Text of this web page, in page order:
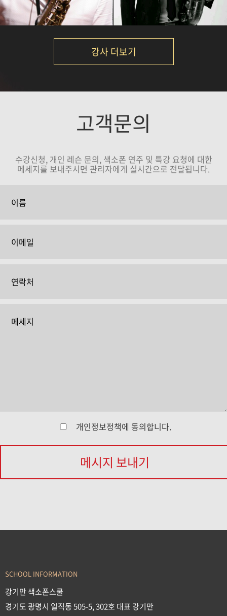
강의보기 강의보기
강사 더보기
고객문의
수강신청, 개인 레슨 문의, 색소폰 연주 및 특강 요청에 대한
메세지를 보내주시면 관리자에게 실시간으로 전달됩니다.
개인정보정책에 동의합니다.
메시지 보내기
SCHOOL INFORMATION
강기만 색소폰스쿨
경기도 광명시 일직동 505-5, 302호 대표 강기만